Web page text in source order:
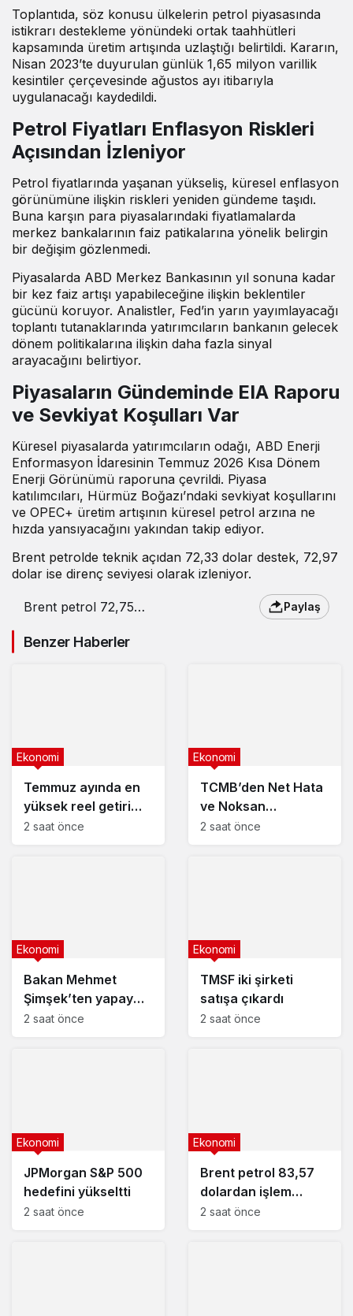
Toplantıda, söz konusu ülkelerin petrol piyasasında
istikrarı destekleme yönündeki ortak taahhütleri
kapsamında üretim artışında uzlaştığı belirtildi. Kararın,
Nisan 2023’te duyurulan günlük 1,65 milyon varillik
kesintiler çerçevesinde ağustos ayı itibarıyla
uygulanacağı kaydedildi.
Petrol Fiyatları Enflasyon Riskleri
Açısından İzleniyor
Petrol fiyatlarında yaşanan yükseliş, küresel enflasyon
görünümüne ilişkin riskleri yeniden gündeme taşıdı.
Buna karşın para piyasalarındaki fiyatlamalarda
merkez bankalarının faiz patikalarına yönelik belirgin
bir değişim gözlenmedi.
Piyasalarda ABD Merkez Bankasının yıl sonuna kadar
bir kez faiz artışı yapabileceğine ilişkin beklentiler
gücünü koruyor. Analistler, Fed’in yarın yayımlayacağı
toplantı tutanaklarında yatırımcıların bankanın gelecek
dönem politikalarına ilişkin daha fazla sinyal
arayacağını belirtiyor.
Piyasaların Gündeminde EIA Raporu
ve Sevkiyat Koşulları Var
Küresel piyasalarda yatırımcıların odağı, ABD Enerji
Enformasyon İdaresinin Temmuz 2026 Kısa Dönem
Enerji Görünümü raporuna çevrildi. Piyasa
katılımcıları, Hürmüz Boğazı’ndaki sevkiyat koşullarını
ve OPEC+ üretim artışının küresel petrol arzına ne
hızda yansıyacağını yakından takip ediyor.
Brent petrolde teknik açıdan 72,33 dolar destek, 72,97
dolar ise direnç seviyesi olarak izleniyor.
Brent petrol 72,75
Paylaş
Benzer Haberler
Temmuz ayında en
yüksek reel getiri
mevduatta
Ekonomi
2 saat önce
TCMB’den Net Hata
ve Noksan
açıklaması
Ekonomi
2 saat önce
Bakan Mehmet
Şimşek’ten yapay
zeka duyurusu
Ekonomi
2 saat önce
TMSF iki şirketi
satışa çıkardı
Ekonomi
2 saat önce
JPMorgan S&P 500
hedefini yükseltti
Ekonomi
2 saat önce
Brent petrol 83,57
dolardan işlem
görüyor
Ekonomi
2 saat önce